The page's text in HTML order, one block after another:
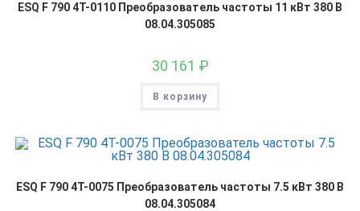
ESQ F 790 4T-0110 Преобразователь частоты 11 кВт 380 В
08.04.305085
30 161 ₽
В корзину
ESQ F 790 4T-0075 Преобразователь частоты 7.5 кВт 380 В
08.04.305084